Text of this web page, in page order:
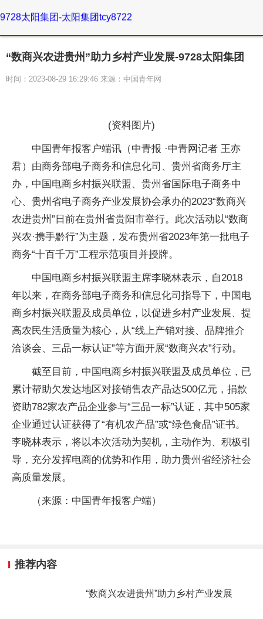
9728太阳集团-太阳集团tcy8722
“数商兴农进贵州”助力乡村产业发展-9728太阳集团
时间：2023-08-29 16:29:46 来源：中国青年网
(资料图片)
中国青年报客户端讯（中青报 ·中青网记者 王亦
君）由商务部电子商务和信息化司、贵州省商务厅主
办，中国电商乡村振兴联盟、贵州省国际电子商务中
心、贵州省电子商务产业发展协会承办的2023“数商兴
农进贵州”日前在贵州省贵阳市举行。此次活动以“数商
兴农·携手黔行”为主题，发布贵州省2023年第一批电子
商务“十百千万”工程示范项目并授牌。
中国电商乡村振兴联盟主席李晓林表示，自2018
年以来，在商务部电子商务和信息化司指导下，中国电
商乡村振兴联盟及成员单位，以促进乡村产业发展、提
高农民生活质量为核心，从“线上产销对接、品牌推介
洽谈会、三品一标认证”等方面开展“数商兴农”行动。
截至目前，中国电商乡村振兴联盟及成员单位，已
累计帮助欠发达地区对接销售农产品达500亿元，捐款
资助782家农产品企业参与“三品一标”认证，其中505家
企业通过认证获得了“有机农产品”或“绿色食品”证书。
李晓林表示，将以本次活动为契机，主动作为、积极引
导，充分发挥电商的优势和作用，助力贵州省经济社会
高质量发展。
（来源：中国青年报客户端）
推荐内容
“数商兴农进贵州”助力乡村产业发展